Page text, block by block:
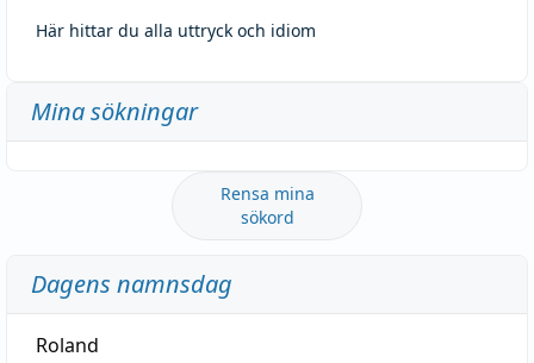
Här hittar du alla uttryck och idiom
Mina sökningar
Rensa mina
sökord
Dagens namnsdag
Roland